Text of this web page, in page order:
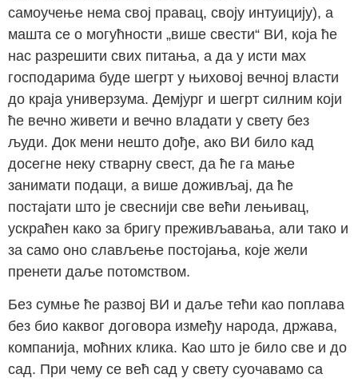
самоучење нема свој правац, своју интуицију), а
машта се о могућности „више свести“ ВИ, која ће
нас разрешити свих питања, а да у исти мах
господарима буде шегрт у њиховој вечној власти
до краја универзума. Демјург и шегрт силним који
ће вечно живети и вечно владати у свету без
људи. Док мени нешто дође, ако ВИ било кад
досегне неку стварну свест, да ће га мање
занимати подаци, а више доживљај, да ће
постајати што је свеснији све већи лењивац,
ускраћен како за бригу преживљавања, али тако и
за само оно слављење постојања, које жели
пренети даље потомством.
Без сумње ће развој ВИ и даље тећи као поплава
без био каквог договора између народа, држава,
компанија, моћних клика. Као што је било све и до
сад. При чему се већ сад у свету суочавамо са